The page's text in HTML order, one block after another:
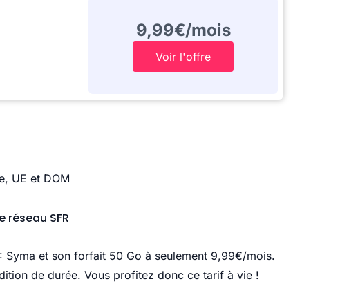
9,99€/mois
Voir l'offre
UE et DOM
réseau SFR
Syma et son forfait 50 Go à seulement 9,99€/mois.
de durée. Vous profitez donc ce tarif à vie !